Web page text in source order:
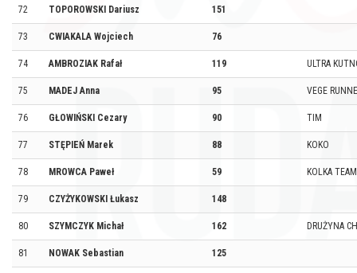
72 TOPOROWSKI Dariusz 151
73 CWIAKALA Wojciech 76
74 AMBROZIAK Rafał 119 ULTRA
75 MADEJ Anna 95 VEGE
76 GŁOWIŃSKI Cezary 90 TIM
77 STĘPIEŃ Marek 88 KOKO
78 MROWCA Paweł 59 KOLKA
79 CZYŻYKOWSKI Łukasz 148
80 SZYMCZYK Michał 162 DRUŻYNA
81 NOWAK Sebastian 125